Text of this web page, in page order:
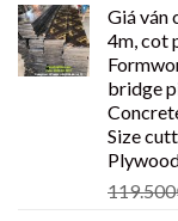
Giá ván
4m, cot
bridge
Size
119.500